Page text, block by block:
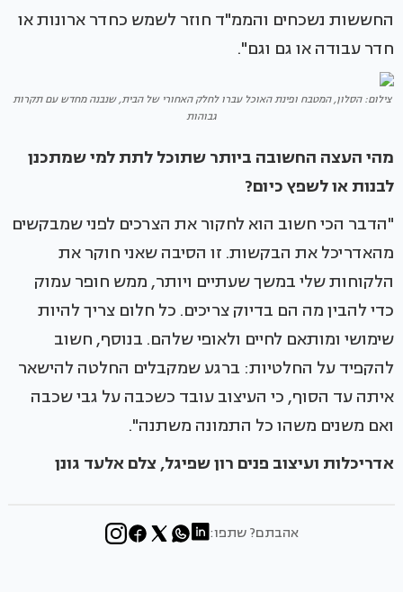
החששות נשכחים והממ"ד חוזר לשמש כחדר ארונות או
חדר עבודה או גם וגם".
צילום: הסלון, המטבח ופינת האוכל עברו לחלק האחורי של הבית, שנבנה מחדש עם תקרות
גבוהות
מהי העצה החשובה ביותר שתוכל לתת למי שמתכנן
לבנות או לשפץ כיום?
"הדבר הכי חשוב הוא לחקור את הצרכים לפני שמבקשים
מהאדריכל את הבקשות. זו הסיבה שאני חוקר את
הלקוחות שלי במשך שעתיים ויותר, ממש חופר עמוק
כדי להבין מה הם בדיוק צריכים. כל חלום צריך להיות
שימושי ומותאם לחיים ולאופי שלהם. בנוסף, חשוב
להקפיד על החלטיות: ברגע שמקבלים החלטה להישאר
איתה עד הסוף, כי העיצוב עובד כשכבה על גבי שכבה
ואם משנים משהו כל התמונה משתנה".
אדריכלות ועיצוב פנים רון שפיגל, צלם אלעד גונן
אהבתם? שתפו: